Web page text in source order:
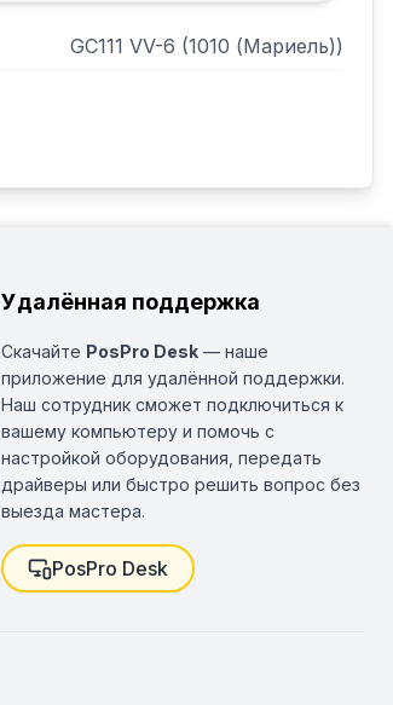
GC111 VV-6 (1010 (Мариель))
Удалённая поддержка
Скачайте PosPro Desk — наше
приложение для удалённой поддержки.
Наш сотрудник сможет подключиться к
вашему компьютеру и помочь с
настройкой оборудования, передать
драйверы или быстро решить вопрос без
выезда мастера.
PosPro Desk